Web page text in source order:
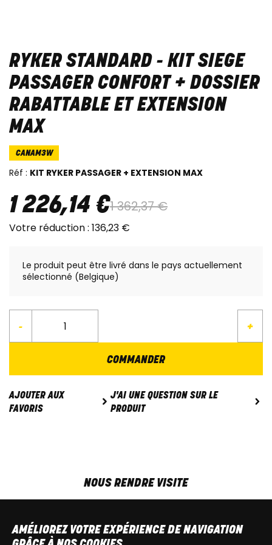
RYKER STANDARD - KIT SIEGE
PASSAGER CONFORT + DOSSIER
RABATTABLE ET EXTENSION
MAX
CANAM3W
Réf : KIT RYKER PASSAGER + EXTENSION MAX
1 226,14 €1 362,37€
Votre réduction : 136,23 €
Le produit peut être livré dans le pays actuellement
sélectionné (Belgique)
- +
COMMANDER
AJOUTER AUX
FAVORIS
J'AI UNE QUESTION SUR LE
PRODUIT
NOUS RENDRE VISITE
SAM9h00 - 13h30
T+32 64 700 970
AMÉLIOREZ VOTRE EXPÉRIENCE DE NAVIGATION